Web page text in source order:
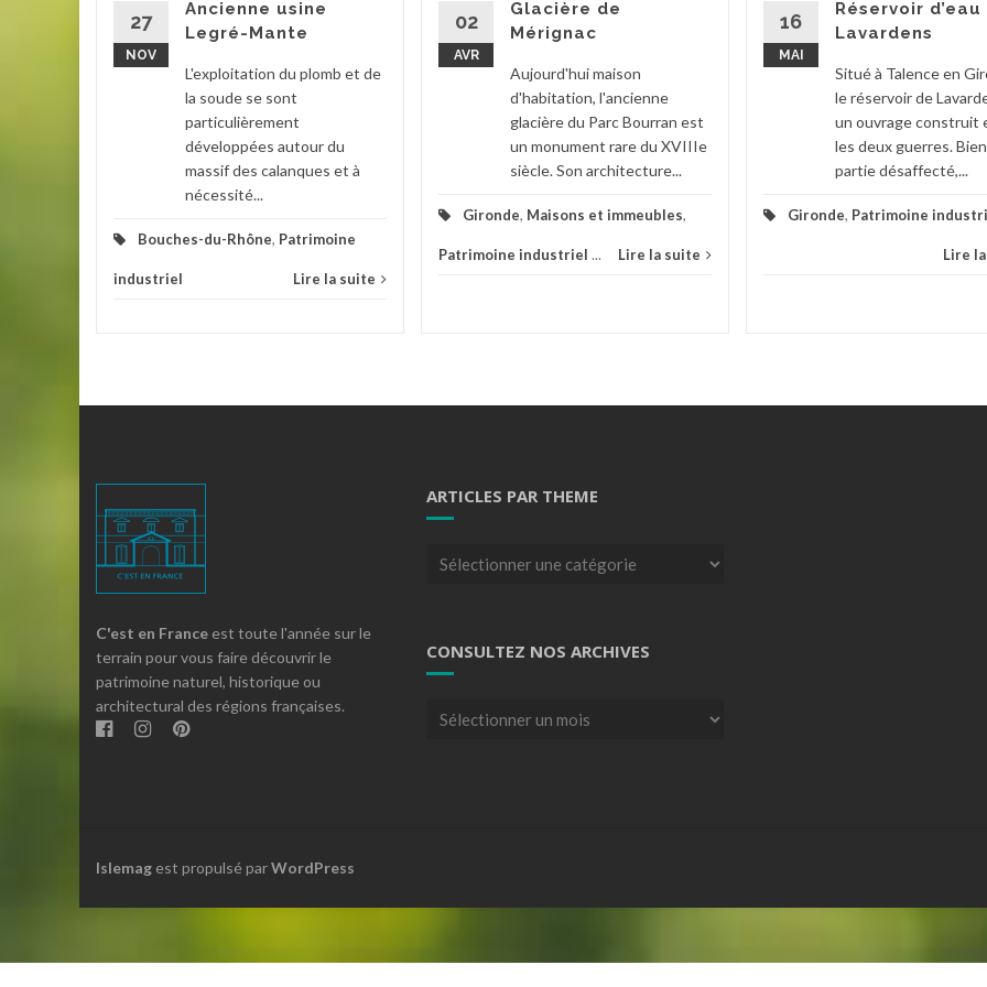
27
NOV
Ancienne usine
Legré-Mante
L'exploitation du plomb et de
la soude se sont
particulièrement
développées autour du
massif des calanques et à
nécessité...
Bouches-du-Rhône, Patrimoine
industriel Lire la suite
02
AVR
Glacière de
Mérignac
Aujourd'hui maison
d'habitation, l'ancienne
glacière du Parc Bourran est
un monument rare du XVIIIe
siècle. Son architecture...
Gironde, Maisons et immeubles,
Patrimoine industriel ... Lire la suite
16
MAI
Réservoir d’eau
Lavardens
Situé à Talence en
le réservoir de
un ouvrage construit
les deux guerres.
partie désaffecté,...
Gironde, Patrimoine
Lire
C'est en France est toute l'année sur le
terrain pour vous faire découvrir le
patrimoine naturel, historique ou
architectural des régions françaises.
ARTICLES PAR THEME
Articles
CONSULTEZ NOS ARCHIVES
Consultez
Islemag est propulsé parWordPress